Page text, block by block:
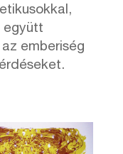
együtt
emberiség